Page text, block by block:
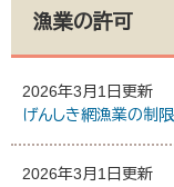
漁業の許可
2026年3月1日更新
げんしき網漁業の制
2026年3月1日更新